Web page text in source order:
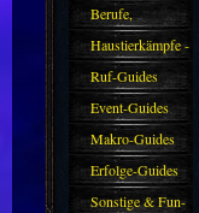
Berufe,
Farmkarten und
Haustiere
Haustierkämpfe -
Guide
Ruf-Guides
Event-Guides
Makro-Guides
Erfolge-Guides
Sonstige & Fun-